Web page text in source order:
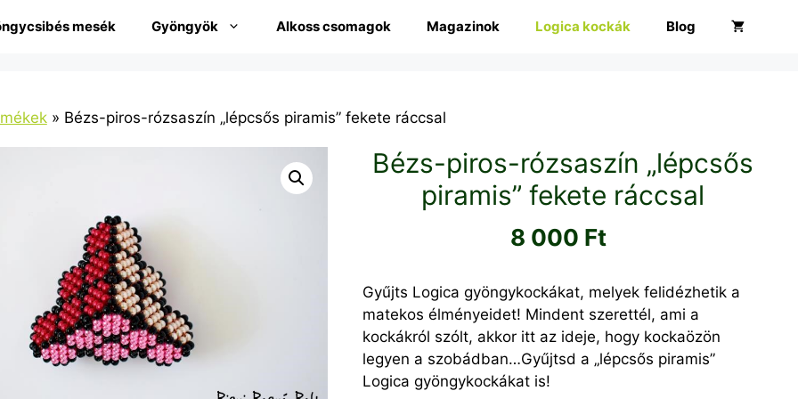
mesék Gyöngyök Alkoss csomagok Magazinok Logica kockák Blog
» Bézs-piros-rózsaszín „lépcsős piramis” fekete ráccsal
Bézs-piros-rózsaszín „lépcsős
piramis” fekete ráccsal
8 000 Ft
Gyűjts Logica gyöngykockákat, melyek felidézhetik a
matekos élményeidet! Mindent szerettél, ami a
kockákról szólt, akkor itt az ideje, hogy kockaözön
legyen a szobádban…Gyűjtsd a „lépcsős piramis”
Logica gyöngykockákat is!